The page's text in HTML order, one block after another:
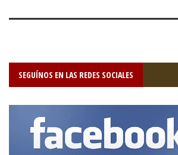
SEGUÍNOS EN LAS REDES SOCIALES